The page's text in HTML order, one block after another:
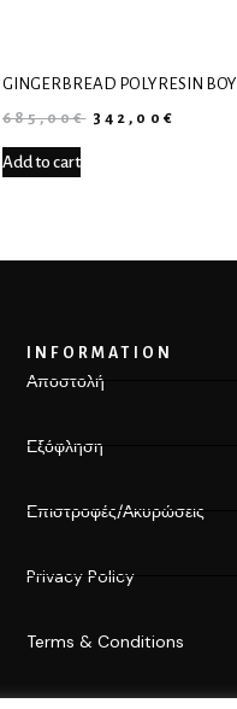
GINGERBREAD POLYRESIN BOY
685,00€ 342,00 €
Add to cart
INFORMATION
Αποστολή
Εξόφληση
Επιστροφές/Ακυρώσεις
Privacy Policy
Terms & Conditions